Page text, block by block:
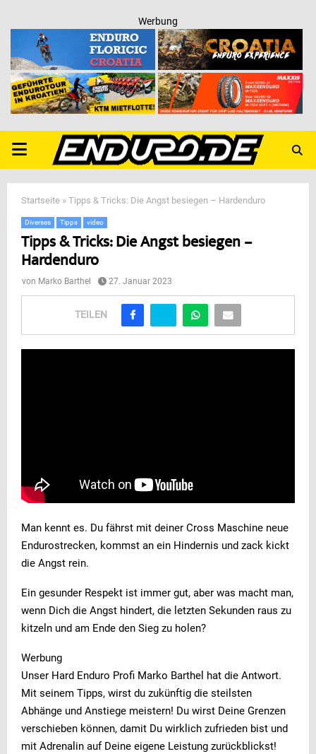
Werbung
PRIMARY
MENU
Startseite » Tipps & Tricks: Die Angst besiegen – Hardenduro
Diverses Tipps video
Tipps & Tricks: Die Angst besiegen –
Hardenduro
von Marko Barthel 27. Januar 2023
TEILEN
Man kennt es. Du fährst mit deiner Cross Maschine neue
Endurostrecken, kommst an ein Hindernis und zack kickt
die Angst rein.
Ein gesunder Respekt ist immer gut, aber was macht man,
wenn Dich die Angst hindert, die letzten Sekunden raus zu
kitzeln und am Ende den Sieg zu holen?
Werbung
Unser Hard Enduro Profi Marko Barthel hat die Antwort.
Mit seinem Tipps, wirst du zukünftig die steilsten
Abhänge und Anstiege meistern! Du wirst Deine Grenzen
verschieben können, damit Du wirklich zufrieden bist und
mit Adrenalin auf Deine eigene Leistung zurückblickst!